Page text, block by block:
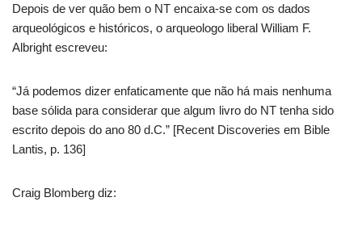
Depois de ver quão bem o NT encaixa-se com os dados
arqueológicos e históricos, o arqueologo liberal William F.
Albright escreveu:
“Já podemos dizer enfaticamente que não há mais nenhuma
base sólida para considerar que algum livro do NT tenha sido
escrito depois do ano 80 d.C.” [Recent Discoveries em Bible
Lantis, p. 136]
Craig Blomberg diz: